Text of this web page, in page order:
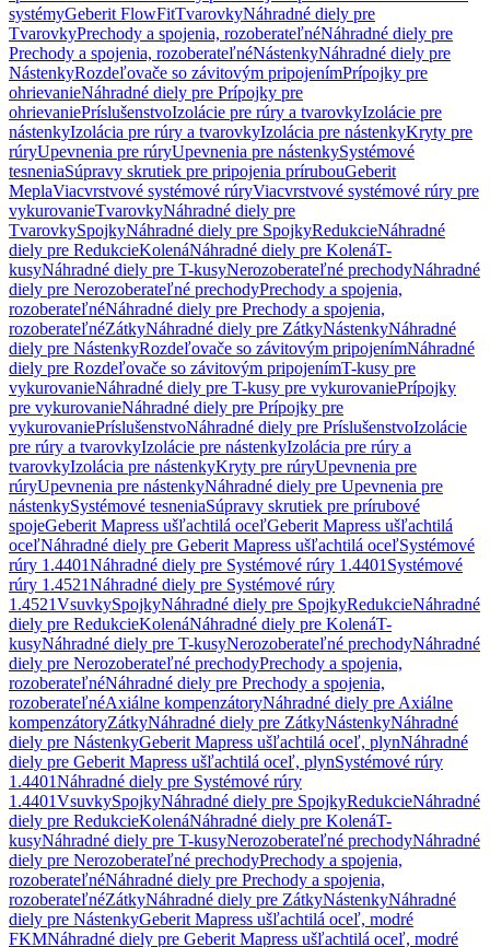
systémyGeberit FlowFitTvarovkyNáhradné diely pre
TvarovkyPrechody a spojenia, rozoberateľnéNáhradné diely pre
Prechody a spojenia, rozoberateľnéNástenkyNáhradné diely pre
NástenkyRozdeľovače so závitovým pripojenímPrípojky pre
ohrievanieNáhradné diely pre Prípojky pre
ohrievaniePríslušenstvoIzolácie pre rúry a tvarovkyIzolácie pre
nástenkyIzolácia pre rúry a tvarovkyIzolácia pre nástenkyKryty pre
rúryUpevnenia pre rúryUpevnenia pre nástenkySystémové
tesneniaSúpravy skrutiek pre pripojenia prírubouGeberit
MeplaViacvrstvové systémové rúryViacvrstvové systémové rúry pre
vykurovanieTvarovkyNáhradné diely pre
TvarovkySpojkyNáhradné diely pre SpojkyRedukcieNáhradné
diely pre RedukcieKolenáNáhradné diely pre KolenáT-
kusyNáhradné diely pre T-kusyNerozoberateľné prechodyNáhradné
diely pre Nerozoberateľné prechodyPrechody a spojenia,
rozoberateľnéNáhradné diely pre Prechody a spojenia,
rozoberateľnéZátkyNáhradné diely pre ZátkyNástenkyNáhradné
diely pre NástenkyRozdeľovače so závitovým pripojenímNáhradné
diely pre Rozdeľovače so závitovým pripojenímT-kusy pre
vykurovanieNáhradné diely pre T-kusy pre vykurovaniePrípojky
pre vykurovanieNáhradné diely pre Prípojky pre
vykurovaniePríslušenstvoNáhradné diely pre PríslušenstvoIzolácie
pre rúry a tvarovkyIzolácie pre nástenkyIzolácia pre rúry a
tvarovkyIzolácia pre nástenkyKryty pre rúryUpevnenia pre
rúryUpevnenia pre nástenkyNáhradné diely pre Upevnenia pre
nástenkySystémové tesneniaSúpravy skrutiek pre prírubové
spojeGeberit Mapress ušľachtilá oceľGeberit Mapress ušľachtilá
oceľNáhradné diely pre Geberit Mapress ušľachtilá oceľSystémové
rúry 1.4401Náhradné diely pre Systémové rúry 1.4401 Systémové
rúry 1.4521Náhradné diely pre Systémové rúry
1.4521VsuvkySpojkyNáhradné diely pre SpojkyRedukcieNáhradné
diely pre RedukcieKolenáNáhradné diely pre KolenáT-
kusyNáhradné diely pre T-kusyNerozoberateľné prechodyNáhradné
diely pre Nerozoberateľné prechodyPrechody a spojenia,
rozoberateľnéNáhradné diely pre Prechody a spojenia,
rozoberateľnéAxiálne kompenzátoryNáhradné diely pre Axiálne
kompenzátoryZátkyNáhradné diely pre ZátkyNástenkyNáhradné
diely pre NástenkyGeberit Mapress ušľachtilá oceľ, plynNáhradné
diely pre Geberit Mapress ušľachtilá oceľ, plynSystémové rúry
1.4401Náhradné diely pre Systémové rúry
1.4401VsuvkySpojkyNáhradné diely pre SpojkyRedukcieNáhradné
diely pre RedukcieKolenáNáhradné diely pre KolenáT-
kusyNáhradné diely pre T-kusyNerozoberateľné prechodyNáhradné
diely pre Nerozoberateľné prechodyPrechody a spojenia,
rozoberateľnéNáhradné diely pre Prechody a spojenia,
rozoberateľnéZátkyNáhradné diely pre ZátkyNástenkyNáhradné
diely pre NástenkyGeberit Mapress ušľachtilá oceľ, modré
FKMNáhradné diely pre Geberit Mapress ušľachtilá oceľ, modré